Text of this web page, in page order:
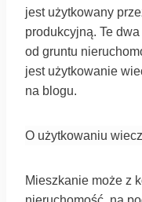
jest użytkowany
produkcyjną. Te
od gruntu
jest użytkowanie
na blogu.
O użytkowaniu
Mieszkanie może z